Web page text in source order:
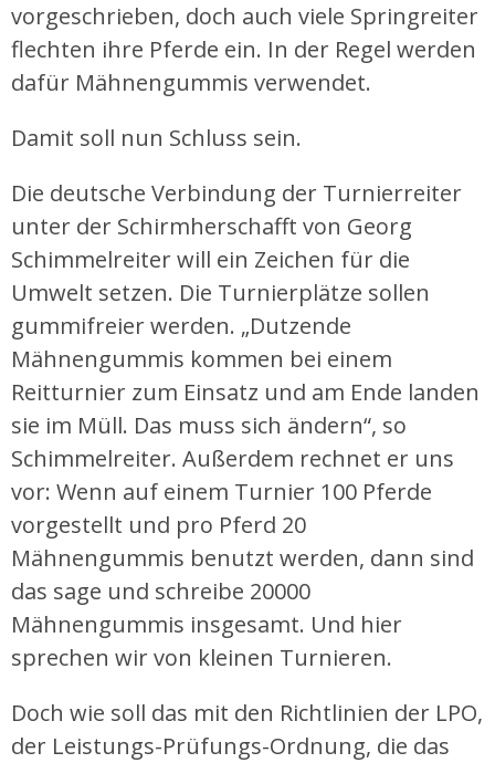
vorgeschrieben, doch auch viele Springreiter
flechten ihre Pferde ein. In der Regel werden
dafür Mähnengummis verwendet.
Damit soll nun Schluss sein.
Die deutsche Verbindung der Turnierreiter
unter der Schirmherschafft von Georg
Schimmelreiter will ein Zeichen für die
Umwelt setzen. Die Turnierplätze sollen
gummifreier werden. „Dutzende
Mähnengummis kommen bei einem
Reitturnier zum Einsatz und am Ende landen
sie im Müll. Das muss sich ändern“, so
Schimmelreiter. Außerdem rechnet er uns
vor: Wenn auf einem Turnier 100 Pferde
vorgestellt und pro Pferd 20
Mähnengummis benutzt werden, dann sind
das sage und schreibe 20000
Mähnengummis insgesamt. Und hier
sprechen wir von kleinen Turnieren.
Doch wie soll das mit den Richtlinien der LPO,
der Leistungs-Prüfungs-Ordnung, die das